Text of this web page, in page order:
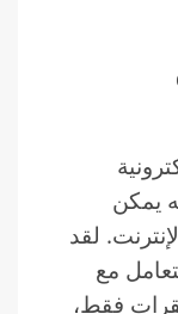
يمكن
لقد
مع
فقط،